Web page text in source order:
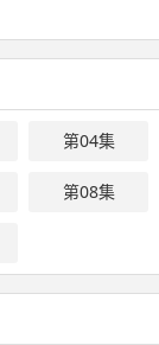
第04集
第08集